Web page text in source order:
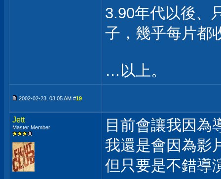
3.90年代以後、
子，幾乎每片
…以上。
2002-02-23, 03:05 AM #19
Jett
Master Member
目前會讓我因為
我還是會因為影
但只要是不錯導